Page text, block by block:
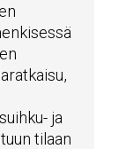
ja
tilaan